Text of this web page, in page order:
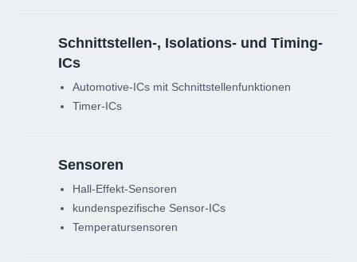
Schnittstellen-, Isolations- und Timing-
ICs
Automotive-ICs mit Schnittstellenfunktionen
Timer-ICs
Sensoren
Hall-Effekt-Sensoren
kundenspezifische Sensor-ICs
Temperatursensoren